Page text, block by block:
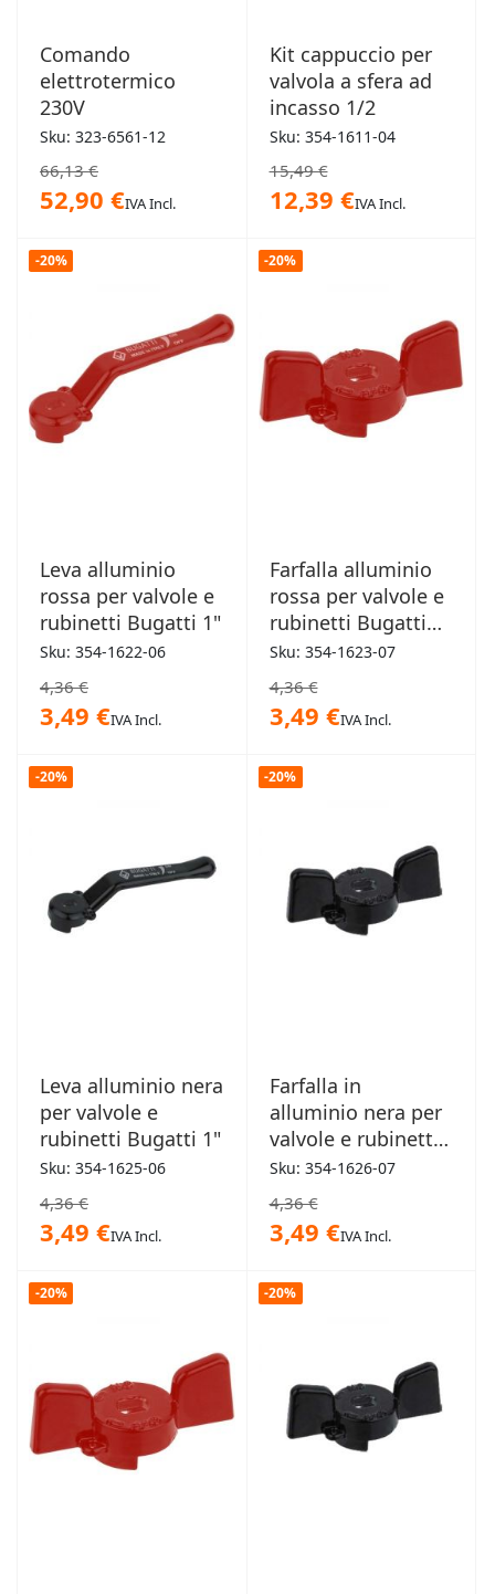
Comando
elettrotermico
230V
Sku: 323-6561-12
66,13 €
52,90 €IVA Incl.
Kit cappuccio per
valvola a sfera ad
incasso 1/2
Sku: 354-1611-04
15,49 €
12,39 €IVA Incl.
-20%
Leva alluminio
rossa per valvole e
rubinetti Bugatti 1"
Sku: 354-1622-06
4,36 €
3,49 €IVA Incl.
-20%
Farfalla alluminio
rossa per valvole e
rubinetti Bugatti
1"1/4
Sku: 354-1623-07
4,36 €
3,49 €IVA Incl.
-20%
Leva alluminio nera
per valvole e
rubinetti Bugatti 1"
Sku: 354-1625-06
4,36 €
3,49 €IVA Incl.
-20%
Farfalla in
alluminio nera per
valvole e rubinetti
Bugatti 1"1/4
Sku: 354-1626-07
4,36 €
3,49 €IVA Incl.
-20% -20%